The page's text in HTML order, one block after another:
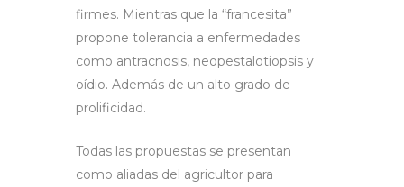
firmes. Mientras que la “francesita”
propone tolerancia a enfermedades
como antracnosis, neopestalotiopsis y
oídio. Además de un alto grado de
prolificidad.
Todas las propuestas se presentan
como aliadas del agricultor para